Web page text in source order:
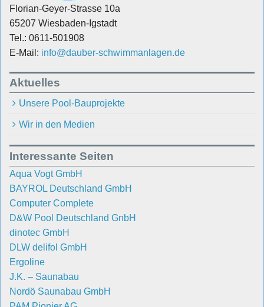
Florian-Geyer-Strasse 10a
65207 Wiesbaden-Igstadt
Tel.: 0611-501908
E-Mail: info@dauber-schwimmanlagen.de
Aktuelles
Unsere Pool-Bauprojekte
Wir in den Medien
Interessante Seiten
Aqua Vogt GmbH
BAYROL Deutschland GmbH
Computer Complete
D&W Pool Deutschland GnbH
dinotec GmbH
DLW delifol GmbH
Ergoline
J.K. – Saunabau
Nordö Saunabau GmbH